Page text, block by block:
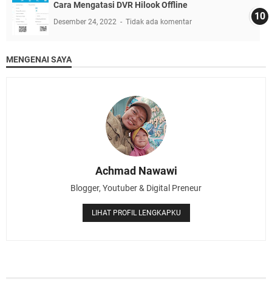
Cara Mengatasi DVR Hilook Offline
Desember 24, 2022 Tidak ada komentar
MENGENAI SAYA
Achmad Nawawi
Blogger, Youtuber & Digital Preneur
LIHAT PROFIL LENGKAPKU